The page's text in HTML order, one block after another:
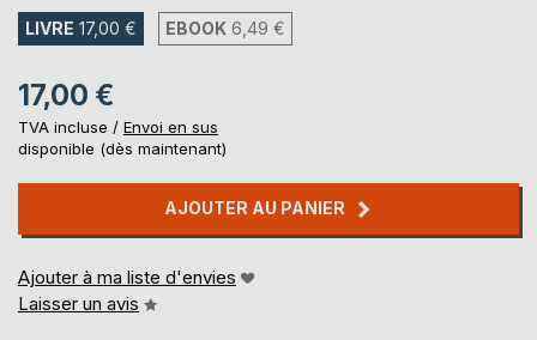
LIVRE 17,00 € EBOOK 6,49 €
17,00 €
TVA incluse / Envoi en sus
disponible (dès maintenant)
AJOUTER AU PANIER
Ajouter à ma liste d'envies
Laisser un avis